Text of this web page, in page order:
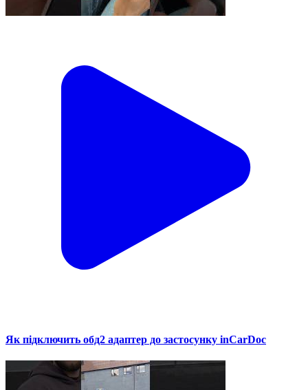
Як підключить обд2 адаптер до застосунку inCarDoc